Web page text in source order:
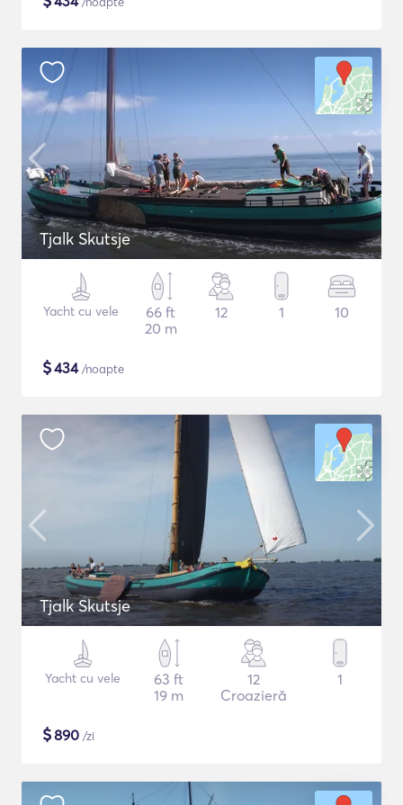
Tjalk Skutsje
Yacht cu vele
66 ft
20 m
12 1 10
$434/noapte
Tjalk Skutsje
Yacht cu vele
63 ft
19 m
12
Croazieră
1
$890 /zi